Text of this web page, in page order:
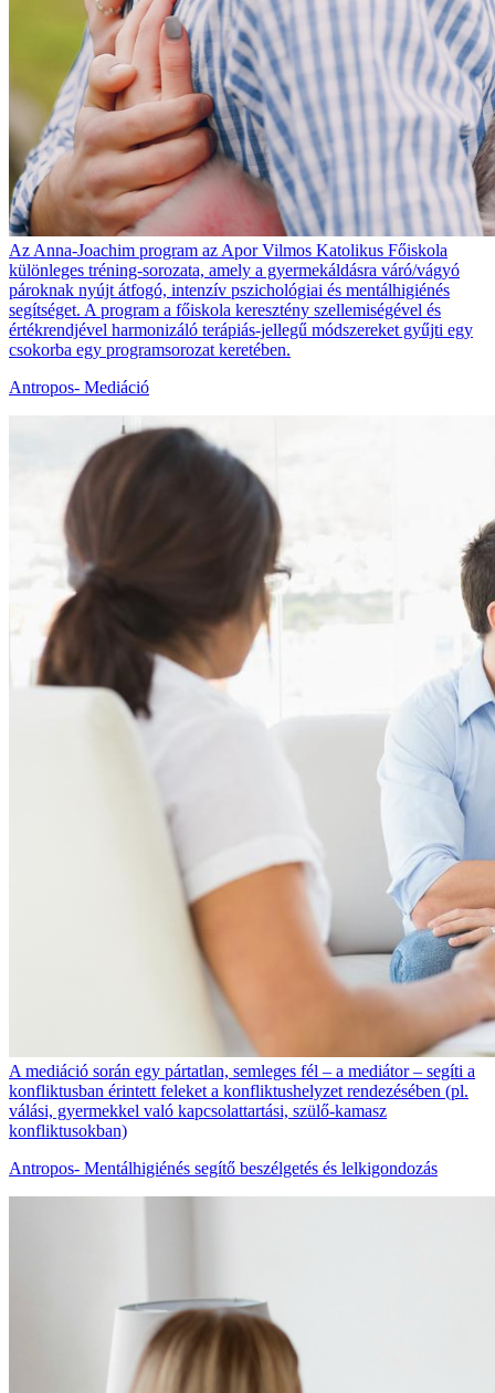
Az Anna-Joachim program az Apor Vilmos Katolikus Főiskola
különleges tréning-sorozata, amely a gyermekáldásra váró/vágyó
pároknak nyújt átfogó, intenzív pszichológiai és mentálhigiénés
segítséget. A program a főiskola keresztény szellemiségével és
értékrendjével harmonizáló terápiás-jellegű módszereket gyűjti egy
csokorba egy programsorozat keretében.
Antropos- Mediáció
A mediáció során egy pártatlan, semleges fél – a mediátor – segíti a
konfliktusban érintett feleket a konfliktushelyzet rendezésében (pl.
válási, gyermekkel való kapcsolattartási, szülő-kamasz
konfliktusokban)
Antropos- Mentálhigiénés segítő beszélgetés és lelkigondozás